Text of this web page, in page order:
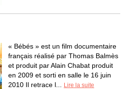
« Bébés » est un film documentaire
français réalisé par Thomas Balmès
et produit par Alain Chabat produit
en 2009 et sorti en salle le 16 juin
2010 Il retrace l...
Lire la suite